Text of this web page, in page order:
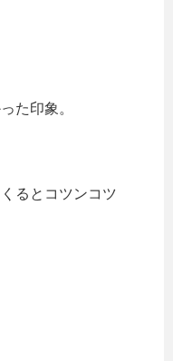
た印象。
るとコツンコツ